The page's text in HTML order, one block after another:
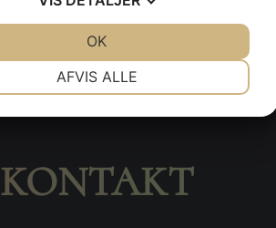
SE MERE
KONTAKT
AFVIS ALLE
OK